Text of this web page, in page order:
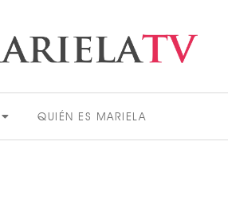
QUIÉN ES MARIELA